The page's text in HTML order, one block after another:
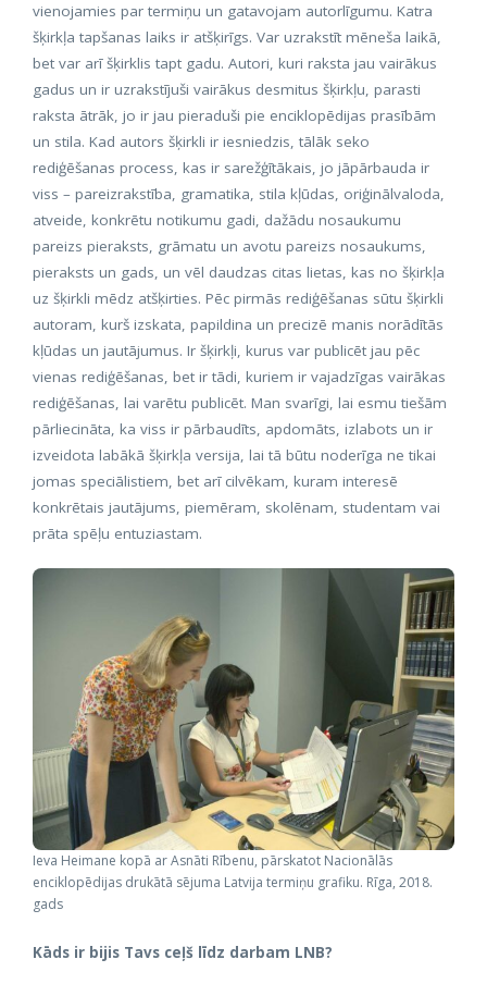
vienojamies par termiņu un gatavojam autorlīgumu. Katra
šķirkļa tapšanas laiks ir atšķirīgs. Var uzrakstīt mēneša laikā,
bet var arī šķirklis tapt gadu. Autori, kuri raksta jau vairākus
gadus un ir uzrakstījuši vairākus desmitus šķirkļu, parasti
raksta ātrāk, jo ir jau pieraduši pie enciklopēdijas prasībām
un stila. Kad autors šķirkli ir iesniedzis, tālāk seko
rediģēšanas process, kas ir sarežģītākais, jo jāpārbauda ir
viss – pareizrakstība, gramatika, stila kļūdas, oriģinālvaloda,
atveide, konkrētu notikumu gadi, dažādu nosaukumu
pareizs pieraksts, grāmatu un avotu pareizs nosaukums,
pieraksts un gads, un vēl daudzas citas lietas, kas no šķirkļa
uz šķirkli mēdz atšķirties. Pēc pirmās rediģēšanas sūtu šķirkli
autoram, kurš izskata, papildina un precizē manis norādītās
kļūdas un jautājumus. Ir šķirkļi, kurus var publicēt jau pēc
vienas rediģēšanas, bet ir tādi, kuriem ir vajadzīgas vairākas
rediģēšanas, lai varētu publicēt. Man svarīgi, lai esmu tiešām
pārliecināta, ka viss ir pārbaudīts, apdomāts, izlabots un ir
izveidota labākā šķirkļa versija, lai tā būtu noderīga ne tikai
jomas speciālistiem, bet arī cilvēkam, kuram interesē
konkrētais jautājums, piemēram, skolēnam, studentam vai
prāta spēļu entuziastam.
Ieva Heimane kopā ar Asnāti Rībenu, pārskatot Nacionālās
enciklopēdijas drukātā sējuma Latvija termiņu grafiku. Rīga, 2018.
gads
Kāds ir bijis Tavs ceļš līdz darbam LNB?